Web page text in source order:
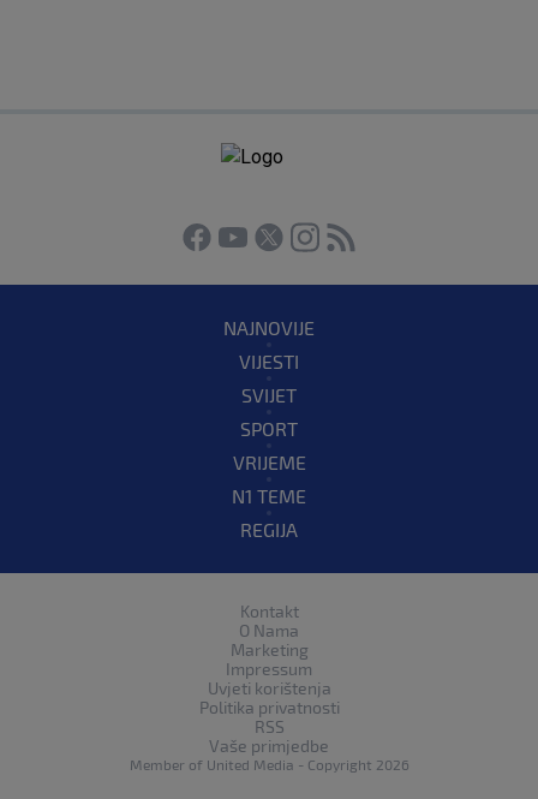
NAJNOVIJE
VIJESTI
SVIJET
SPORT
VRIJEME
N1 TEME
REGIJA
Kontakt
O Nama
Marketing
Impressum
Uvjeti korištenja
Politika privatnosti
RSS
Vaše primjedbe
Member of United Media - Copyright 2026